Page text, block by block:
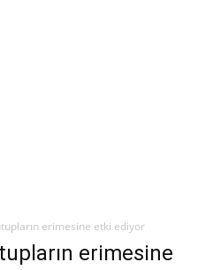
erimesine etki ediyor
erimesine